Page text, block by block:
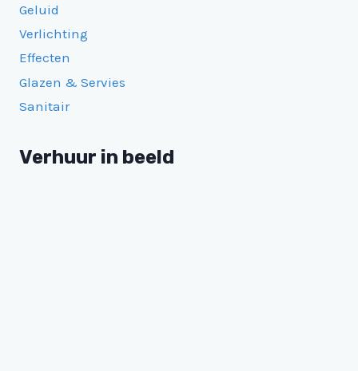
Geluid
Verlichting
Effecten
Glazen & Servies
Sanitair
Verhuur in beeld